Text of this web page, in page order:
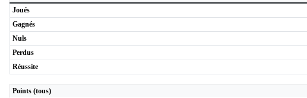
Joués
Gagnés
Nuls
Perdus
Réussite
Points (tous)